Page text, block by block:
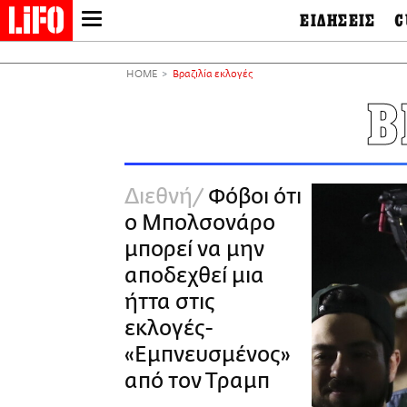
NEWSLETTER
ΑΜΠΑ
PRINT
ΕΙΔΗΣΕΙΣ
&
HOME Βραζιλία εκλογές
Διεθνή
Φόβοι ότι
ο Μπολσονάρο
μπορεί να μην
αποδεχθεί μια
ήττα στις
εκλογές-
«Εμπνευσμένος»
από τον Τραμπ